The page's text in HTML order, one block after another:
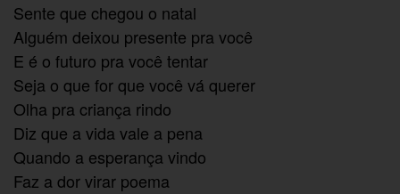
Sente que chegou o natal
Alguém deixou presente pra você
E é o futuro pra você tentar
Seja o que for que você vá querer
Olha pra criança rindo
Diz que a vida vale a pena
Quando a esperança vindo
Faz a dor virar poema